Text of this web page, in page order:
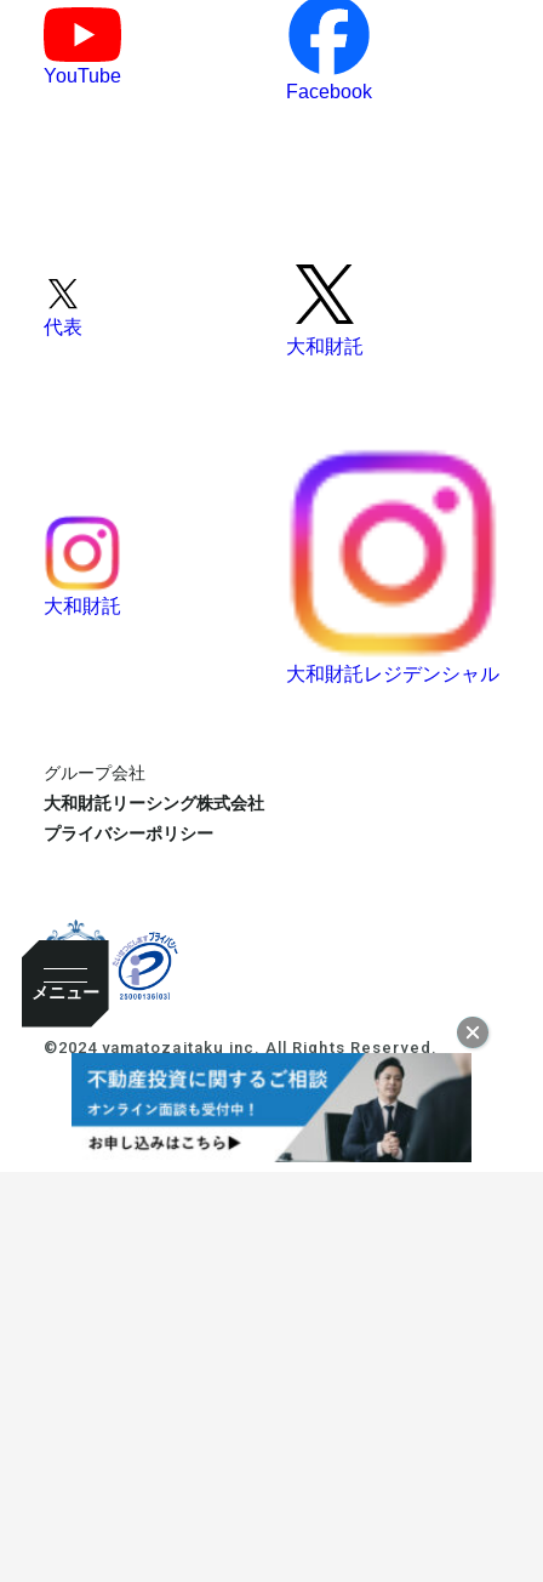
メニュー
10:00~18:00
東京本社 大阪本社
プライベート
相談お申し込み
YouTube
Facebook
代表
大和財託
大和財託
大和財託レジデンシャル
グループ会社
大和財託リーシング株式会社
プライバシーポリシー
©2024 yamatozaitaku inc. All Rights Reserved.